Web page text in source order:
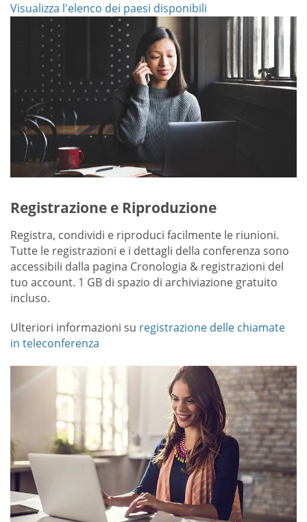
Visualizza l'elenco dei paesi disponibili
Registrazione e Riproduzione
Registra, condividi e riproduci facilmente le riunioni.
Tutte le registrazioni e i dettagli della conferenza sono
accessibili dalla pagina Cronologia & registrazioni del
tuo account. 1 GB di spazio di archiviazione gratuito
incluso.
Ulteriori informazioni su registrazione delle chiamate
in teleconferenza